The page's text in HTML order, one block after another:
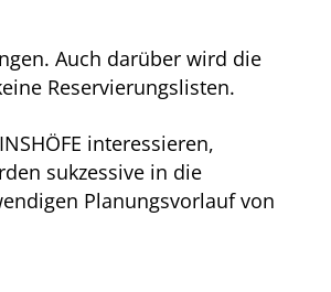
Auch darüber wird die
Reservierungslisten.
interessieren,
sukzessive in die
Planungsvorlauf von